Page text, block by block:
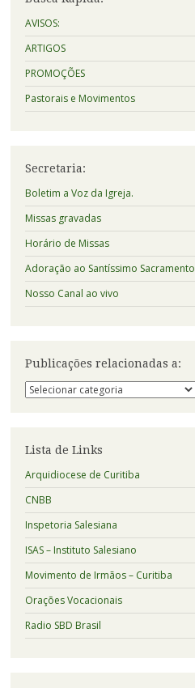
AVISOS:
ARTIGOS
PROMOÇÕES
Pastorais e Movimentos
Secretaria:
Boletim a Voz da Igreja.
Missas gravadas
Horário de Missas
Adoração ao Santíssimo Sacramento
Nosso Canal ao vivo
Publicações relacionadas a:
Publicações
relacionadas
Lista de Links
Arquidiocese de Curitiba
CNBB
Inspetoria Salesiana
ISAS – Instituto Salesiano
Movimento de Irmãos – Curitiba
Orações Vocacionais
Radio SBD Brasil